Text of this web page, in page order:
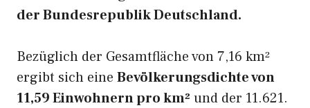
der Bundesrepublik Deutschland.
Bezüglich der Gesamtfläche von 7,16 km²
ergibt sich eine Bevölkerungsdichte von
11,59 Einwohnern pro km² und der 11.621.